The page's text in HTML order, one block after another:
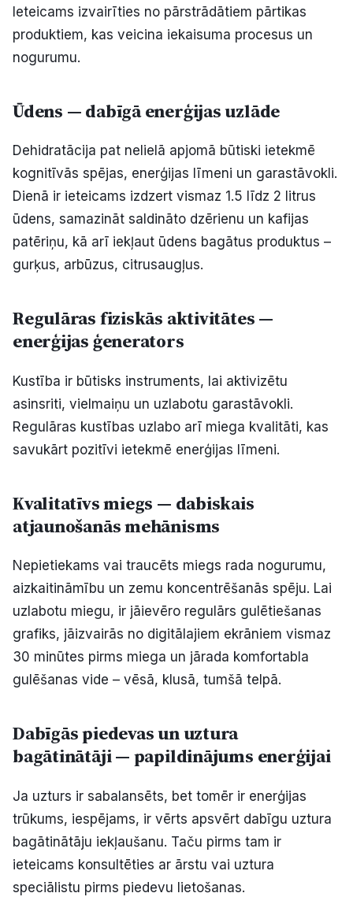
Ieteicams izvairīties no pārstrādātiem pārtikas
produktiem, kas veicina iekaisuma procesus un
nogurumu.
Ūdens — dabīgā enerģijas uzlāde
Dehidratācija pat nelielā apjomā būtiski ietekmē
kognitīvās spējas, enerģijas līmeni un garastāvokli.
Dienā ir ieteicams izdzert vismaz 1.5 līdz 2 litrus
ūdens, samazināt saldināto dzērienu un kafijas
patēriņu, kā arī iekļaut ūdens bagātus produktus –
gurķus, arbūzus, citrusaugļus.
Regulāras fiziskās aktivitātes —
enerģijas ģenerators
Kustība ir būtisks instruments, lai aktivizētu
asinsriti, vielmaiņu un uzlabotu garastāvokli.
Regulāras kustības uzlabo arī miega kvalitāti, kas
savukārt pozitīvi ietekmē enerģijas līmeni.
Kvalitatīvs miegs — dabiskais
atjaunošanās mehānisms
Nepietiekams vai traucēts miegs rada nogurumu,
aizkaitināmību un zemu koncentrēšanās spēju. Lai
uzlabotu miegu, ir jāievēro regulārs gulētiešanas
grafiks, jāizvairās no digitālajiem ekrāniem vismaz
30 minūtes pirms miega un jārada komfortabla
gulēšanas vide – vēsā, klusā, tumšā telpā.
Dabīgās piedevas un uztura
bagātinātāji — papildinājums enerģijai
Ja uzturs ir sabalansēts, bet tomēr ir enerģijas
trūkums, iespējams, ir vērts apsvērt dabīgu uztura
bagātinātāju iekļaušanu. Taču pirms tam ir
ieteicams konsultēties ar ārstu vai uztura
speciālistu pirms piedevu lietošanas.